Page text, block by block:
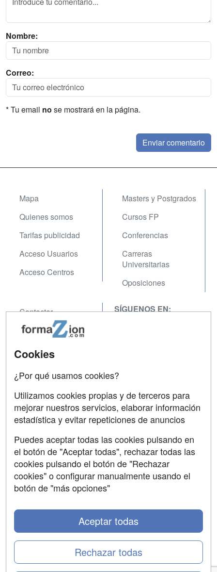
Nombre:
Correo:
* Tu email no se mostrará en la página.
Mapa
Quienes somos
Tarifas publicidad
Acceso Usuarios
Acceso Centros
Masters y Postgrados
Cursos FP
Conferencias
Carreras
Universitarias
Oposiciones
Contactar
Confidencialidad
Aviso legal
SÍGUENOS EN:
Grupo formazion:
Copyright 2000-2026 Formazion Web, S.L. - Calle
Fermín Caballero, 62 - 28034 Madrid Tel: 91 533 70 78
Cookies
¿Por qué usamos cookies?
Utilizamos cookies propias y de terceros para
mejorar nuestros servicios, elaborar información
estadística y evitar repeticiones de anuncios
Puedes aceptar todas las cookies pulsando en
el botón de "Aceptar todas", rechazar todas las
cookies pulsando el botón de "Rechazar
cookies" o configurar manualmente usando el
botón de "más opciones"
Rechazar todas
Aceptar todas